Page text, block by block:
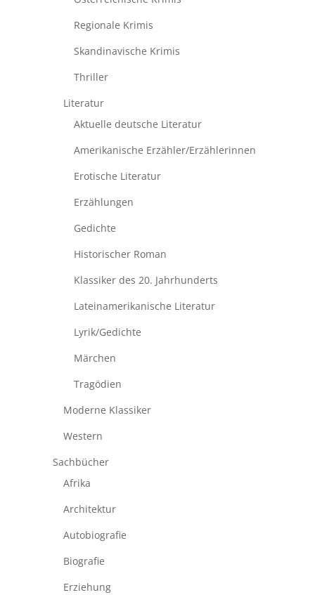
Regionale Krimis
Skandinavische Krimis
Thriller
Literatur
Aktuelle deutsche Literatur
Amerikanische Erzähler/Erzählerinnen
Erotische Literatur
Erzählungen
Gedichte
Historischer Roman
Klassiker des 20. Jahrhunderts
Lateinamerikanische Literatur
Lyrik/Gedichte
Märchen
Tragödien
Moderne Klassiker
Western
Sachbücher
Afrika
Architektur
Autobiografie
Biografie
Erziehung